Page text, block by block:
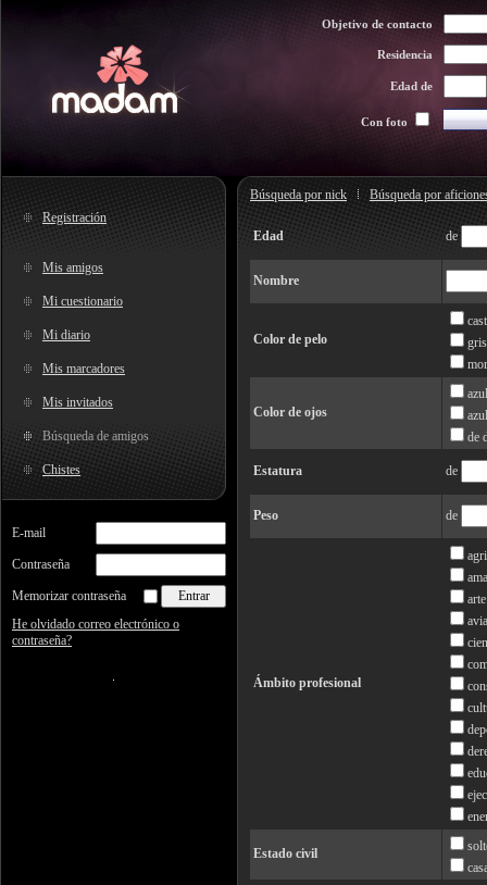
Objetivo de contacto
Residencia
Edad de
Con foto
Registración
Mis amigos
Mi cuestionario
Mi diario
Mis marcadores
Mis invitados
Búsqueda de amigos
Chistes
E-mail
Contraseña
Memorizar contraseña
He olvidado correo electrónico o
contraseña?
Búsqueda por nick Búsqueda por
Edad de
Nombre
Color de pelo
gris
Color de ojos
de
Estatura de
Peso de
Ámbito profesional
arte
Estado civil